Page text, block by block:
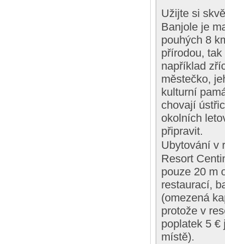
Užijte si
Banjole je
pouhých 8
přírodou,
například
městečko,
kulturní
chovají
okolních
připravit.
Ubytování v
Resort
pouze 20 m
restaurací,
(omezená
protože v
poplatek 5 €
místě).